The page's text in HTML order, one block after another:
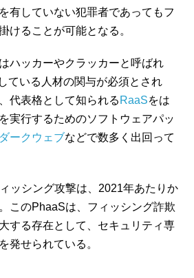
有していない犯罪者であってもフ
けることが可能となる。
ハッカーやクラッカーと呼ばれ
ている人材の関与が必須とされ
代表格として知られる RaaSをは
実行するためのソフトウェアパッ
ダークウェブなどで数多く出回って
ッシング攻撃は、2021年あたりか
このPhaaSは、フィッシング詐欺
する存在として、セキュリティ専
発せられている。